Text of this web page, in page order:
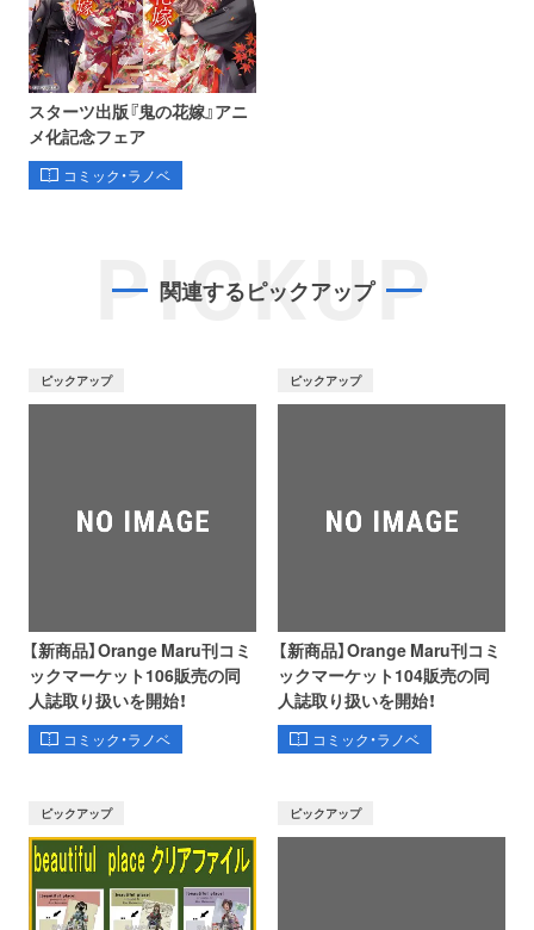
スターツ出版『鬼の花嫁』アニ
メ化記念フェア
コミック・ラノベ
PICKUP
関連するピックアップ
ピックアップ
【新商品】Orange Maru刊コミ
ックマーケット106販売の同
人誌取り扱いを開始！
コミック・ラノベ
ピックアップ
【新商品】Orange Maru刊コミ
ックマーケット104販売の同
人誌取り扱いを開始！
コミック・ラノベ
ピックアップ ピックアップ